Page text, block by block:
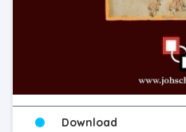
Download